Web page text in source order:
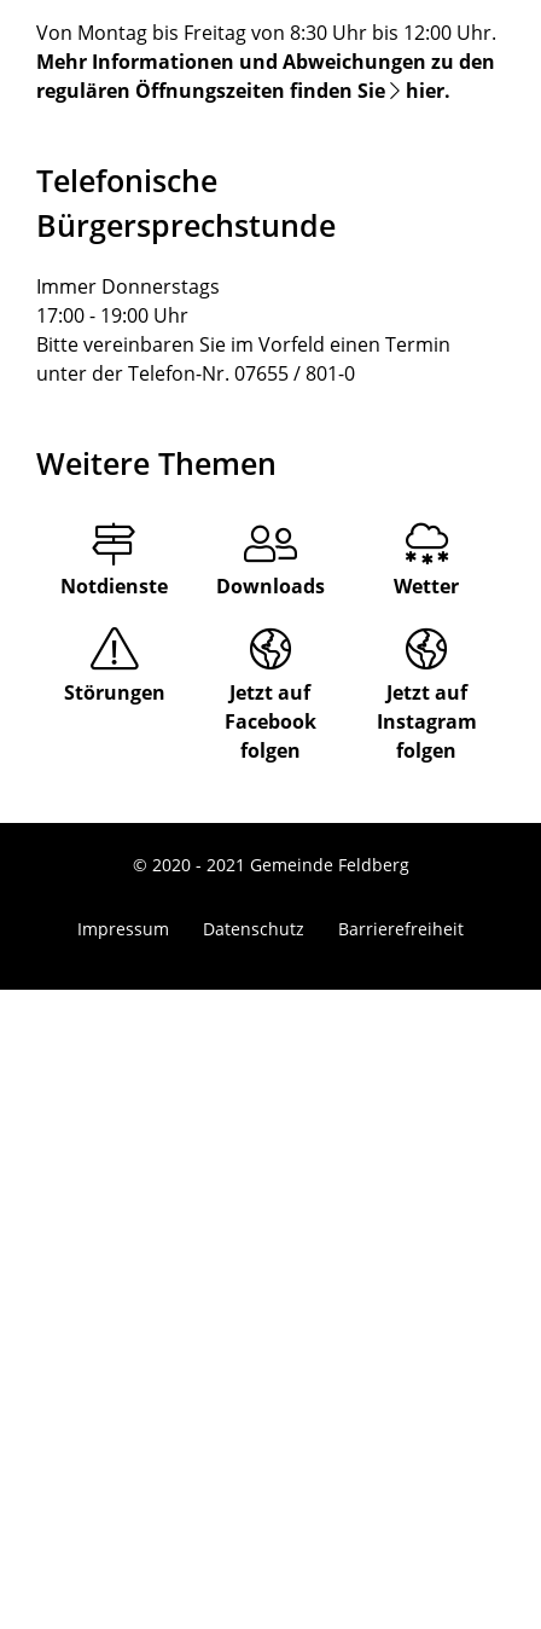
Von Montag bis Freitag von 8:30 Uhr bis 12:00 Uhr.
Mehr Informationen und Abweichungen zu den
regulären Öffnungszeiten finden Sie
hier.
Telefonische
Bürgersprechstunde
Immer Donnerstags
17:00 - 19:00 Uhr
Bitte vereinbaren Sie im Vorfeld einen Termin
unter der Telefon-Nr. 07655 / 801-0
Weitere Themen
Notdienste Downloads Wetter
Störungen
Jetzt auf
Facebook
folgen
Jetzt auf
Instagram
folgen
© 2020 - 2021 Gemeinde Feldberg
Impressum Datenschutz Barrierefreiheit